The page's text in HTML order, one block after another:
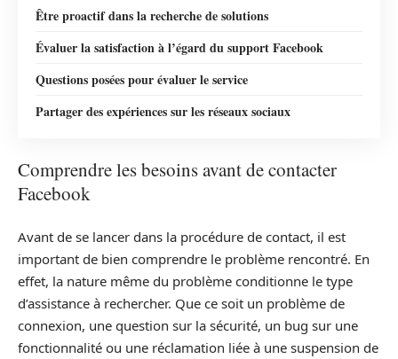
Être proactif dans la recherche de solutions
Évaluer la satisfaction à l’égard du support Facebook
Questions posées pour évaluer le service
Partager des expériences sur les réseaux sociaux
Comprendre les besoins avant de contacter
Facebook
Avant de se lancer dans la procédure de contact, il est
important de bien comprendre le problème rencontré. En
effet, la nature même du problème conditionne le type
d’assistance à rechercher. Que ce soit un problème de
connexion, une question sur la sécurité, un bug sur une
fonctionnalité ou une réclamation liée à une suspension de